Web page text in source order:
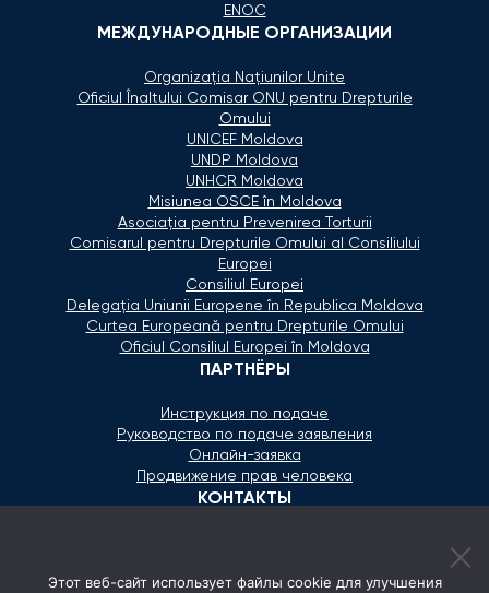
ENOC
МЕЖДУНАРОДНЫЕ ОРГАНИЗАЦИИ
Organizaţia Naţiunilor Unite
Oficiul Înaltului Comisar ONU pentru Drepturile
Omului
UNICEF Moldova
UNDP Moldova
UNHCR Moldova
Misiunea OSCE în Moldova
Asociaţia pentru Prevenirea Torturii
Comisarul pentru Drepturile Omului al Consiliului
Europei
Consiliul Europei
Delegaţia Uniunii Europene în Republica Moldova
Curtea Europeană pentru Drepturile Omului
Oficiul Consiliul Europei în Moldova
ПАРТНЁРЫ
Инструкция по подаче
Руководство по подаче заявления
Онлайн-заявка
Продвижение прав человека
КОНТАКТЫ
secretariat@ombudsman.md
Этот веб-сайт использует файлы cookie для улучшения